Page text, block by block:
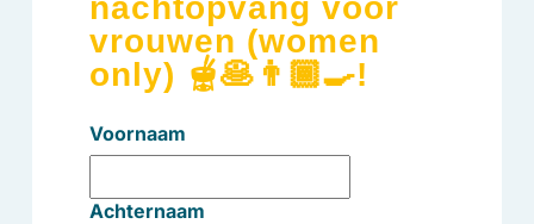
vrouwen (women
only) 🫕🥞👨🏾‍🍳!
Voornaam
Achternaam